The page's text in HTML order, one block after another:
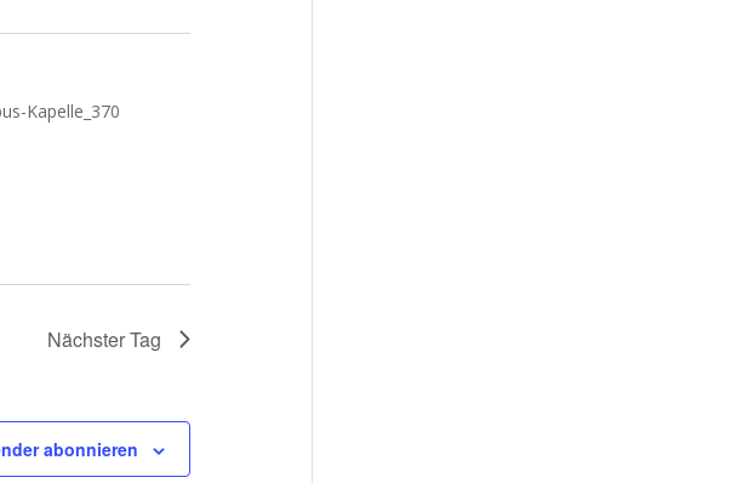
Nächster Tag
abonnieren